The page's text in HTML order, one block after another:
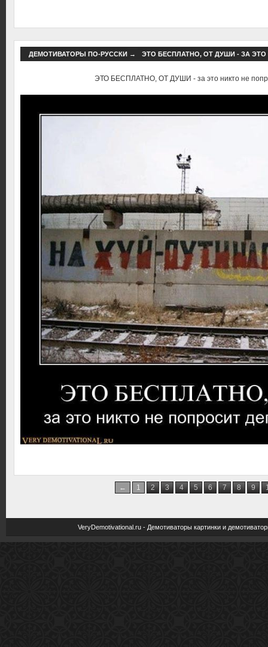
ДЕМОТИВАТОРЫ ПО-РУССКИ→ ЭТО БЕСПЛАТНО, ОТ ДУШИ - ЗА
ЭТО БЕСПЛАТНО, ОТ ДУШИ - за это никто не
← 1 2 3 4 5 6 7 8 9
VeryDemotivational.ru - Демотиваторы картинки и